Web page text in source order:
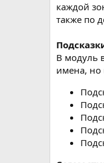
каждой
также по
В модуль
имена, но